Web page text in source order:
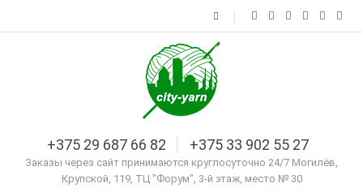
+375 29 687 66 82 +375 33 902 55 27
Заказы через сайт принимаются круглосуточно 24/7 Могилёв,
Крупской, 119, ТЦ "Форум", 3-й этаж, место № 30